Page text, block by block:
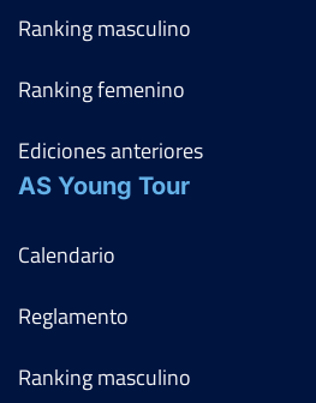
Ranking masculino
Ranking femenino
Ediciones anteriores
AS Young Tour
Calendario
Reglamento
Ranking masculino